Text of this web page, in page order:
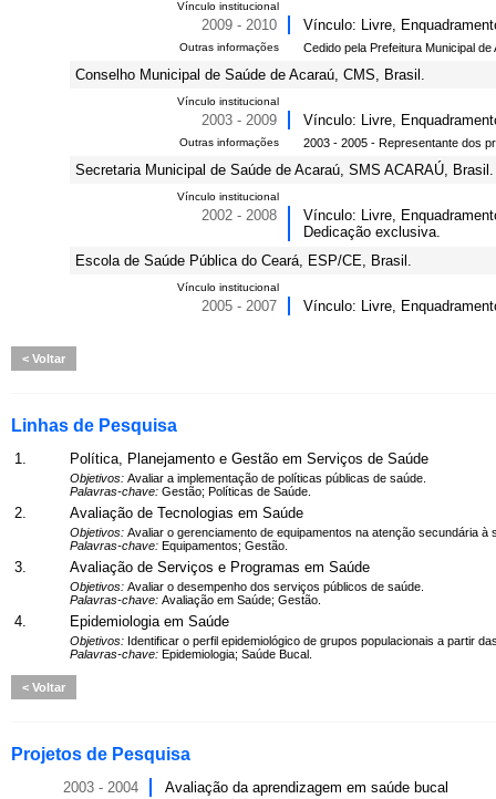
Vínculo institucional
2009 - 2010 Vínculo: Livre,
Outras informações Cedido pela Prefeitura Municipal
Conselho Municipal de Saúde de Acaraú, CMS, Brasil.
Vínculo institucional
2003 - 2009 Vínculo: Livre,
Outras informações 2003 - 2005 - Representante dos
Secretaria Municipal de Saúde de Acaraú, SMS ACARAÚ, Brasil.
Vínculo institucional
2002 - 2008
Vínculo: Livre,
Dedicação exclusiva.
Escola de Saúde Pública do Ceará, ESP/CE, Brasil.
Vínculo institucional
2005 - 2007 Vínculo: Livre,
Voltar
Linhas de Pesquisa
1. Política, Planejamento e Gestão em Serviços de Saúde
Objetivos: Avaliar a implementação de políticas públicas de saúde.
Palavras-chave: Gestão; Políticas de Saúde.
2. Avaliação de Tecnologias em Saúde
Objetivos: Avaliar o gerenciamento de equipamentos na atenção secundária à
Palavras-chave: Equipamentos; Gestão.
3. Avaliação de Serviços e Programas em Saúde
Objetivos: Avaliar o desempenho dos serviços públicos de saúde.
Palavras-chave: Avaliação em Saúde; Gestão.
4. Epidemiologia em Saúde
Objetivos: Identificar o perfil epidemiológico de grupos populacionais a partir
Palavras-chave: Epidemiologia; Saúde Bucal.
Voltar
Projetos de Pesquisa
2003 - 2004 Avaliação da aprendizagem em saúde bucal